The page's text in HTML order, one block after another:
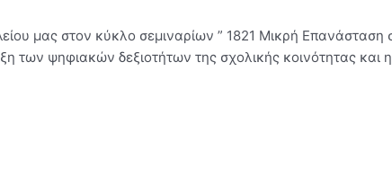
μας στον κύκλο σεμιναρίων ” 1821 Μικρή Επανάσταση
των ψηφιακών δεξιοτήτων της σχολικής κοινότητας και